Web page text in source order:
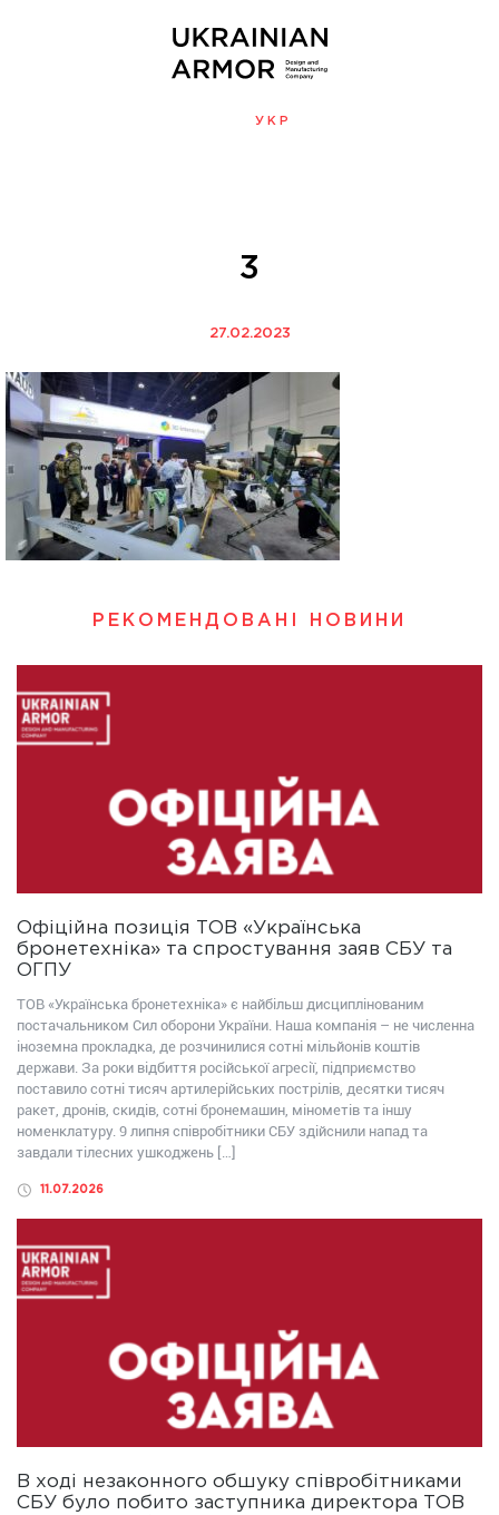
УКР
3
27.02.2023
РЕКОМЕНДОВАНІ НОВИНИ
Офіційна позиція ТОВ «Українська
бронетехніка» та спростування заяв СБУ та
ОГПУ
ТОВ «Українська бронетехніка» є найбільш дисциплінованим
постачальником Сил оборони України. Наша компанія – не численна
іноземна прокладка, де розчинилися сотні мільйонів коштів
держави. За роки відбиття російської агресії, підприємство
поставило сотні тисяч артилерійських пострілів, десятки тисяч
ракет, дронів, скидів, сотні бронемашин, мінометів та іншу
номенклатуру. 9 липня співробітники СБУ здійснили напад та
завдали тілесних ушкоджень […]
11.07.2026
В ході незаконного обшуку співробітниками
СБУ було побито заступника директора ТОВ